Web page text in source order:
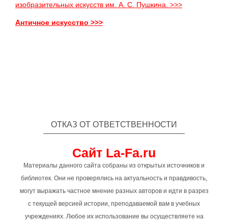
изобразительных искусств им. А. С. Пушкина. >>>
Античное искусство >>>
ОТКАЗ ОТ ОТВЕТСТВЕННОСТИ
Сайт La-Fa.ru
Материалы данного сайта собраны из открытых источников и
библиотек. Они не проверялись на актуальность и правдивость,
могут выражать частное мнение разных авторов и идти в разрез
с текущей версией истории, преподаваемой вам в учебных
учреждениях. Любое их использование вы осуществляете на